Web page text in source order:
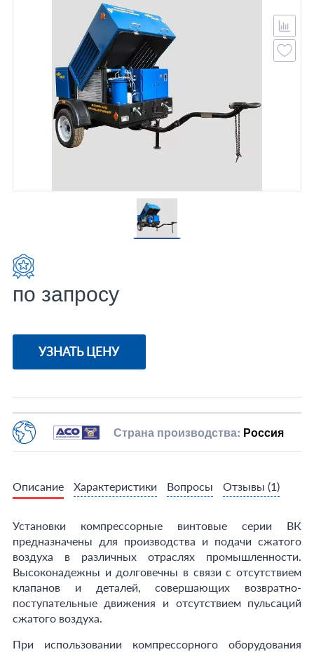
по запросу
УЗНАТЬ ЦЕНУ
Страна производства: Россия
Описание Характеристики Вопросы Отзывы (1)
Установки компрессорные винтовые серии ВК
предназначены для производства и подачи сжатого
воздуха в различных отраслях промышленности.
Высоконадежны и долговечны в связи с отсутствием
клапанов и деталей, совершающих возвратно-
поступательные движения и отсутствием пульсаций
сжатого воздуха.
При использовании компрессорного оборудования